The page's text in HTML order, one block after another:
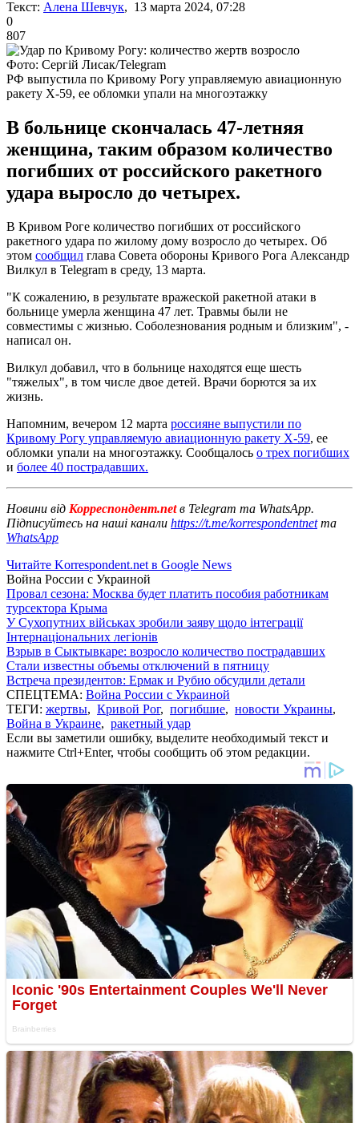
Текст: Алена Шевчук, 13 марта 2024, 07:28
0
807
Фото: Сергій Лисак/Telegram
РФ выпустила по Кривому Рогу управляемую авиационную
ракету Х-59, ее обломки упали на многоэтажку
В больнице скончалась 47-летняя
женщина, таким образом количество
погибших от российского ракетного
удара выросло до четырех.
В Кривом Роге количество погибших от российского
ракетного удара по жилому дому возросло до четырех. Об
этом сообщил глава Совета обороны Кривого Рога Александр
Вилкул в Telegram в среду, 13 марта.
"К сожалению, в результате вражеской ракетной атаки в
больнице умерла женщина 47 лет. Травмы были не
совместимы с жизнью. Соболезнования родным и близким", -
написал он.
Вилкул добавил, что в больнице находятся еще шесть
"тяжелых", в том числе двое детей. Врачи борются за их
жизнь.
Напомним, вечером 12 марта россияне выпустили по
Кривому Рогу управляемую авиационную ракету Х-59, ее
обломки упали на многоэтажку. Сообщалось о трех погибших
и более 40 пострадавших.
Новини від Корреспондент.netв Telegram та WhatsApp.
Підписуйтесь на наші канали https://t.me/korrespondentnetта
WhatsApp
Читайте Korrespondent.net в Google News
Война России с Украиной
Провал сезона: Москва будет платить пособия работникам
турсектора Крыма
У Сухопутних військах зробили заяву щодо інтеграції
Інтернаціональних легіонів
Взрыв в Сыктывкаре: возросло количество пострадавших
Стали известны объемы отключений в пятницу
Встреча президентов: Ермак и Рубио обсудили детали
СПЕЦТЕМА: Война России с Украиной
ТЕГИ: жертвы, Кривой Рог, погибшие, новости Украины,
Война в Украине, ракетный удар
Если вы заметили ошибку, выделите необходимый текст и
нажмите Ctrl+Enter, чтобы сообщить об этом редакции.